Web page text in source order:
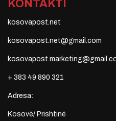
KONTAKTI
kosovapost.net
kosovapost.net@gmail.com
+ 383 49 890 321
Adresa:
Kosovë/ Prishtinë